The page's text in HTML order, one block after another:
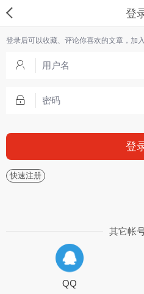
登
登录后可以收藏、评论你喜欢的文章，加
登
快速注册
其它帐
QQ